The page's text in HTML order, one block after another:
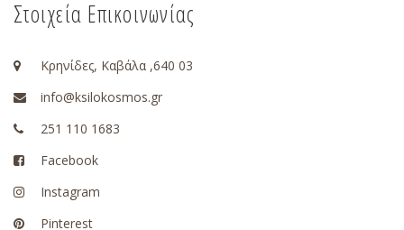
Στοιχεία Επικοινωνίας
Κρηνίδες, Καβάλα ,640 03
info@ksilokosmos.gr
251 110 1683
Facebook
Instagram
Pinterest